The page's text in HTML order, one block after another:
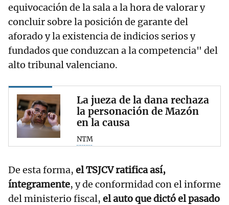
equivocación de la sala a la hora de valorar y
concluir sobre la posición de garante del
aforado y la existencia de indicios serios y
fundados que conduzcan a la competencia" del
alto tribunal valenciano.
La jueza de la dana rechaza
la personación de Mazón
en la causa
NTM
De esta forma, el TSJCV ratifica así,
íntegramente, y de conformidad con el informe
del ministerio fiscal, el auto que dictó el pasado